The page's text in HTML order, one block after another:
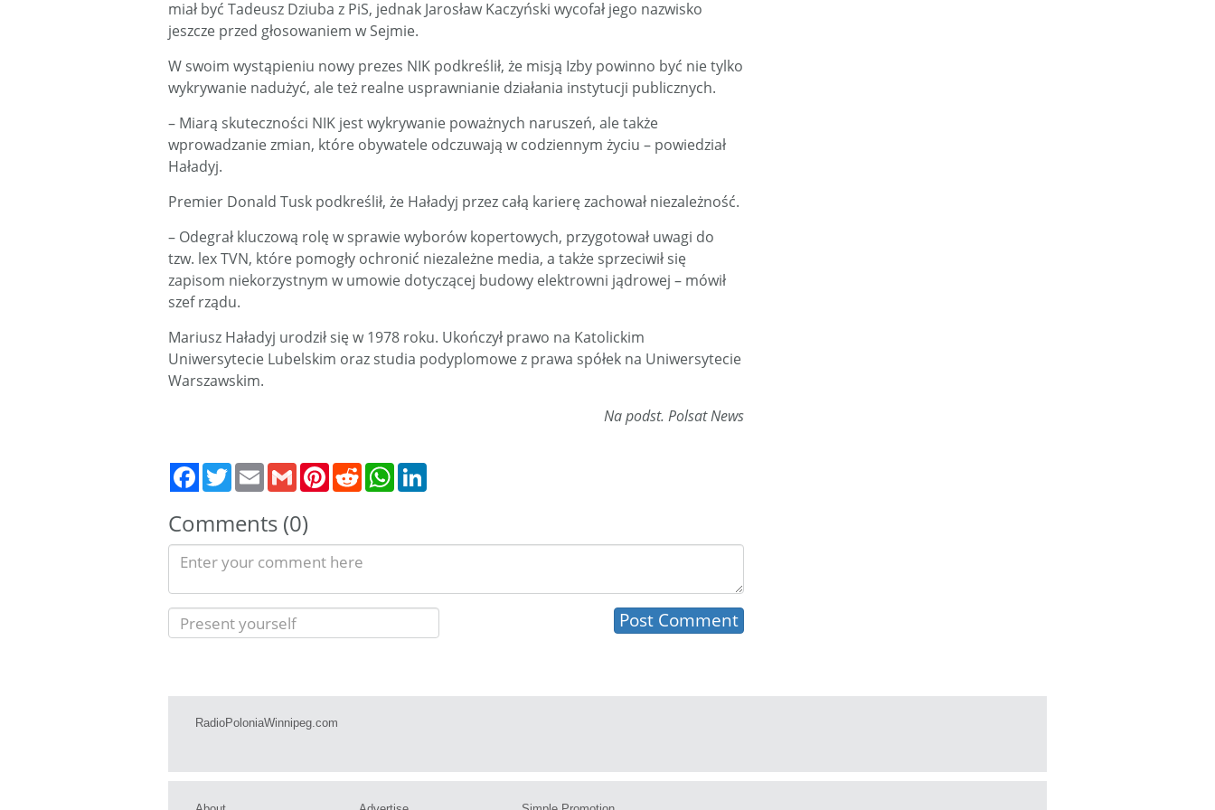
miał być Tadeusz Dziuba z PiS, jednak Jarosław Kaczyński wycofał jego nazwisko
jeszcze przed głosowaniem w Sejmie.
W swoim wystąpieniu nowy prezes NIK podkreślił, że misją Izby powinno być nie tylko
wykrywanie nadużyć, ale też realne usprawnianie działania instytucji publicznych.
– Miarą skuteczności NIK jest wykrywanie poważnych naruszeń, ale także
wprowadzanie zmian, które obywatele odczuwają w codziennym życiu – powiedział
Haładyj.
Premier Donald Tusk podkreślił, że Haładyj przez całą karierę zachował niezależność.
– Odegrał kluczową rolę w sprawie wyborów kopertowych, przygotował uwagi do
tzw. lex TVN, które pomogły ochronić niezależne media, a także sprzeciwił się
zapisom niekorzystnym w umowie dotyczącej budowy elektrowni jądrowej – mówił
szef rządu.
Mariusz Haładyj urodził się w 1978 roku. Ukończył prawo na Katolickim
Uniwersytecie Lubelskim oraz studia podyplomowe z prawa spółek na Uniwersytecie
Warszawskim.
Na podst. Polsat News
TwitterEmail Gmail PinterestRedditWhatsApp
Comments (0)
RadioPoloniaWinnipeg.com